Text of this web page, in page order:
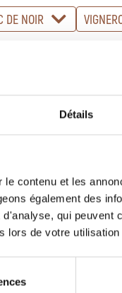
Détails
contenu et les
également des
qui
lors de votre
DE NOIR